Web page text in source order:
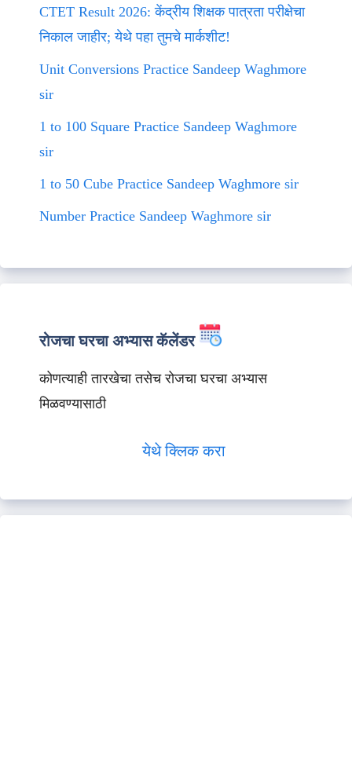
CTET Result 2026: केंद्रीय शिक्षक पात्रता परीक्षेचा
निकाल जाहीर; येथे पहा तुमचे मार्कशीट!
Unit Conversions Practice Sandeep Waghmore
sir
1 to 100 Square Practice Sandeep Waghmore
sir
1 to 50 Cube Practice Sandeep Waghmore sir
Number Practice Sandeep Waghmore sir
रोजचा घरचा अभ्यास कॅलेंडर
कोणत्याही तारखेचा तसेच रोजचा घरचा अभ्यास
मिळवण्यासाठी
येथे क्लिक करा